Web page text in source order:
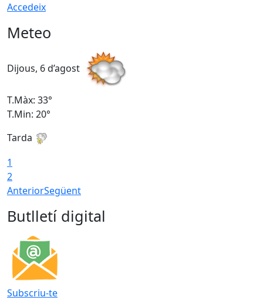
Accedeix
Meteo
Dijous, 6 d’agost
T.Màx: 33°
T.Min: 20°
Tarda
1
2
AnteriorSegüent
Butlletí digital
Subscriu-te